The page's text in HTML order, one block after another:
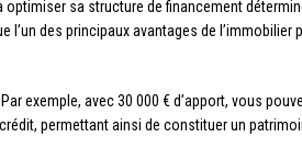
sa structure de financement
l’un des principaux avantages de l’immobilier
exemple, avec 30 000 € d’apport, vous
permettant ainsi de constituer un